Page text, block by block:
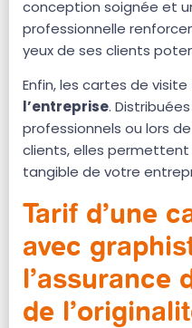
conception soignée et
professionnelle
yeux de ses clients
Enfin, les cartes de visite
l’entreprise.
professionnels ou lors
clients, elles
tangible de votre
Tarif d’une
avec
l’assurance
de